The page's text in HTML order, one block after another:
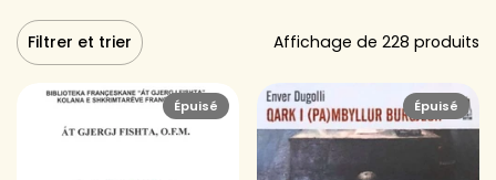
Filtrer et trier Affichage de 228 produits
Épuisé Épuisé